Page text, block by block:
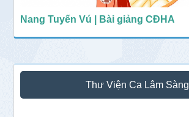
Nang Tuyến Vú | Bài giảng CĐHA
Thư Viện Ca Lâm Sàng